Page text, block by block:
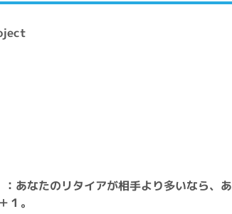
あなたのリタイアが相手より多いなら、あ
。